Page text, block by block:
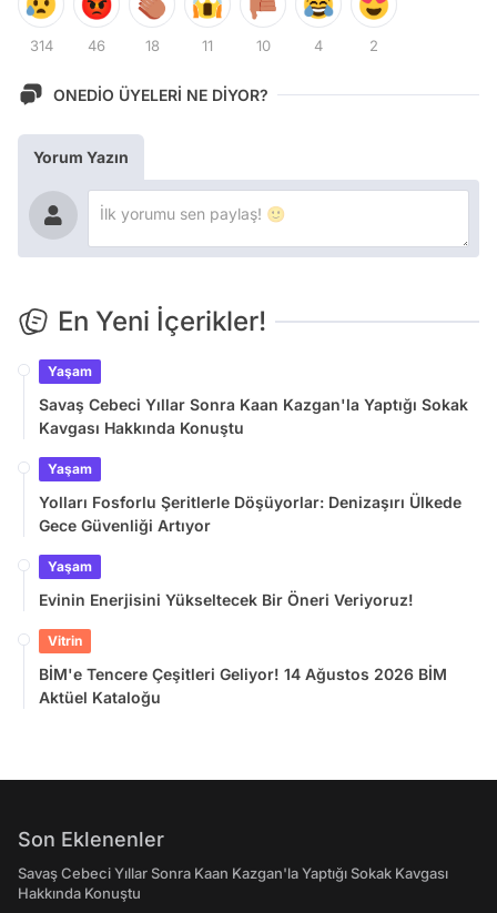
314 46 18 11 10 4 2
ONEDİO ÜYELERİ NE DİYOR?
Yorum Yazın
En Yeni İçerikler!
Yaşam
Savaş Cebeci Yıllar Sonra Kaan Kazgan'la Yaptığı Sokak
Kavgası Hakkında Konuştu
Yaşam
Yolları Fosforlu Şeritlerle Döşüyorlar: Denizaşırı Ülkede
Gece Güvenliği Artıyor
Yaşam
Evinin Enerjisini Yükseltecek Bir Öneri Veriyoruz!
Vitrin
BİM'e Tencere Çeşitleri Geliyor! 14 Ağustos 2026 BİM
Aktüel Kataloğu
Son Eklenenler
Savaş Cebeci Yıllar Sonra Kaan Kazgan'la Yaptığı Sokak Kavgası
Hakkında Konuştu